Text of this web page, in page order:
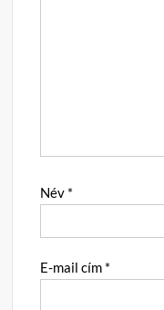
Név *
E-mail cím *